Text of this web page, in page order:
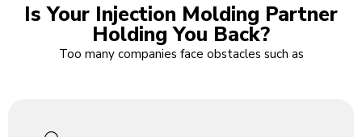
Is Your Injection Molding Partner
Holding You Back?
Too many companies face obstacles such as